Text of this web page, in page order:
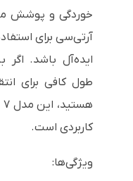
خوردگی و پوشش
آرتی‌سی برای
ایده‌آل باشد. اگر
طول کافی برای
کاربردی است.
ویژگی‌ها: